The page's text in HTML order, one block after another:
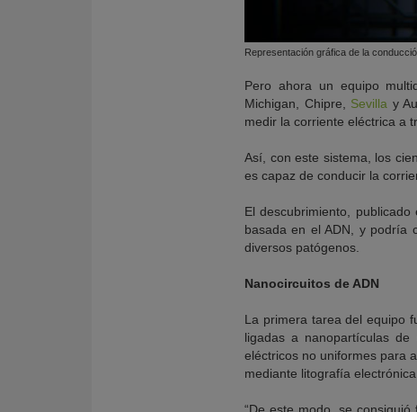
Representación gráfica de la
Pero ahora un equipo
Michigan, Chipre, Sevilla y
medir la corriente eléctrica a
Así, con este sistema, los
es capaz de conducir la
El descubrimiento, publicado
basada en el ADN, y podría
diversos patógenos.
Nanocircuitos de ADN
La primera tarea del equipo
ligadas a nanopartículas
eléctricos no uniformes para
mediante litografía